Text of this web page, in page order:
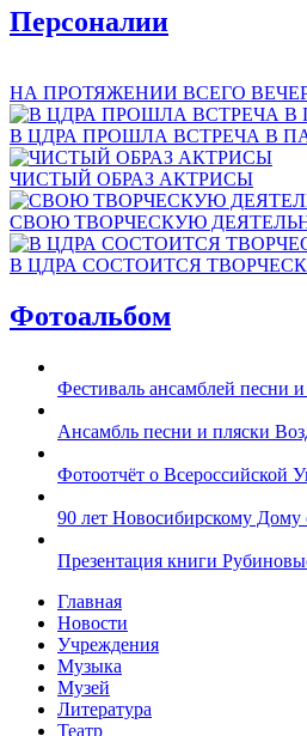
Персоналии
НА ПРОТЯЖЕНИИ ВСЕГО
В ЦДРА ПРОШЛА ВСТРЕЧА В
ЧИСТЫЙ ОБРАЗ АКТРИСЫ
СВОЮ ТВОРЧЕСКУЮ
В ЦДРА СОСТОИТСЯ
Фотоальбом
Фестиваль ансамблей песни
Ансамбль песни и пляски
Фотоотчёт о Всероссийской
90 лет Новосибирскому Дому
Презентация книги
Главная
Новости
Учреждения
Музыка
Музей
Литература
Театр